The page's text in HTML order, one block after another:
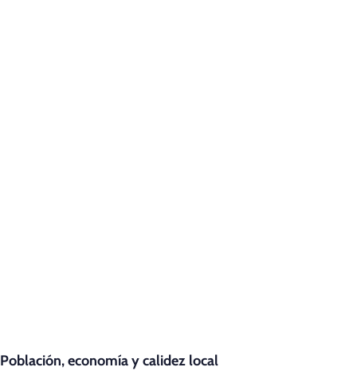
Población, economía y calidez local